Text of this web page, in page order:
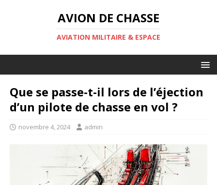
AVION DE CHASSE
AVIATION MILITAIRE & ESPACE
Que se passe-t-il lors de l’éjection
d’un pilote de chasse en vol ?
novembre 4, 2024 admin